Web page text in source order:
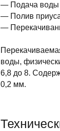
— Подача воды
— Полив
—
воды,
6,8 до 8.
0,2 мм.